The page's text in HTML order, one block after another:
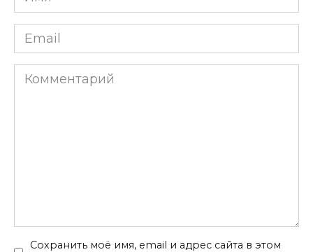
*
Email
*
Комментарий
Сохранить моё имя, email и адрес сайта в этом